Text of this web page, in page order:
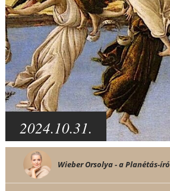
2024.10.31.
Wieber Orsolya - a Planétás-író